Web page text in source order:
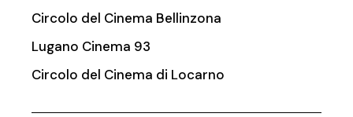
Circolo del Cinema Bellinzona
Lugano Cinema 93
Circolo del Cinema di Locarno